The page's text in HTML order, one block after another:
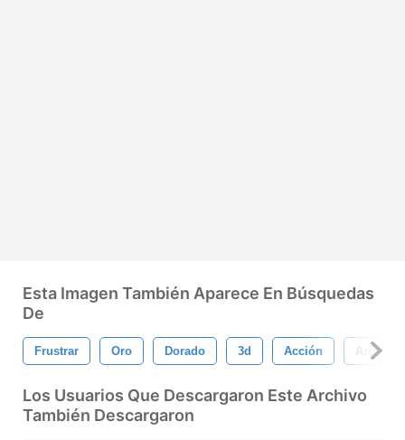
Esta Imagen También Aparece En Búsquedas
De
Frustrar Oro Dorado 3d Acción Artístico
Los Usuarios Que Descargaron Este Archivo
También Descargaron